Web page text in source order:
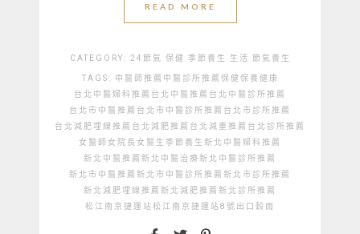
READ MORE
CATEGORY: 24節氣 保健 季節養生 生活 節氣養生
TAGS: 中醫師推薦 中醫診所推薦 保健保養 健康
台北中醫婦科推薦 台北中醫推薦 台北中醫診所推薦
台北市中醫推薦 台北市中醫診所推薦 台北市診所推薦
台北減肥埋線推薦 台北減肥推薦 台北減重推薦 台北診所推薦
女醫師 女院長女醫生 季節養生 新北中醫婦科推薦
新北中醫推薦 新北中醫治療新北中醫診所推薦
新北市中醫推薦 新北市中醫診所推薦 新北市診所推薦
新北減肥埋線推薦 新北減肥推薦 新北診所推薦
松江南京捷運站松江南京捷運站8號出口 穀雨